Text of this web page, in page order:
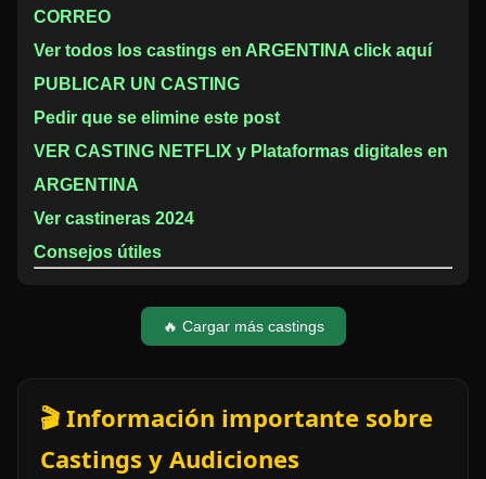
CORREO
Ver todos los castings en ARGENTINA click aquí
PUBLICAR UN CASTING
Pedir que se elimine este post
VER CASTING NETFLIX y Plataformas digitales en
ARGENTINA
Ver castineras 2024
Consejos útiles
🔥 Cargar más castings
🎬 Información importante sobre
Castings y Audiciones